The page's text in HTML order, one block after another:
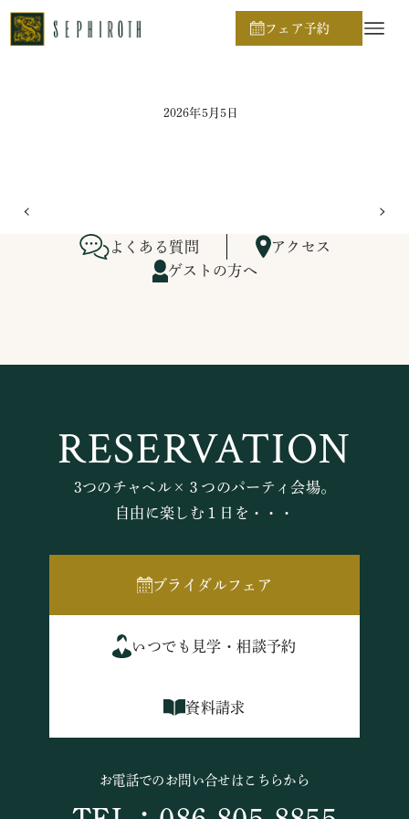
フェア予約
ホーム
2026年5月5日
よくある質問
アクセス
ゲストの方へ
RESERVATION
3つのチャペル×３つのパーティ会場。
自由に楽しむ１日を・・・
ブライダルフェア
いつでも見学・相談予約
資料請求
お電話でのお問い合せはこちらから